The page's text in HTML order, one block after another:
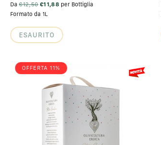
Da €12,50 €11,88 per Bottiglia
Formato da 1L
ESAURITO
OFFERTA 11%